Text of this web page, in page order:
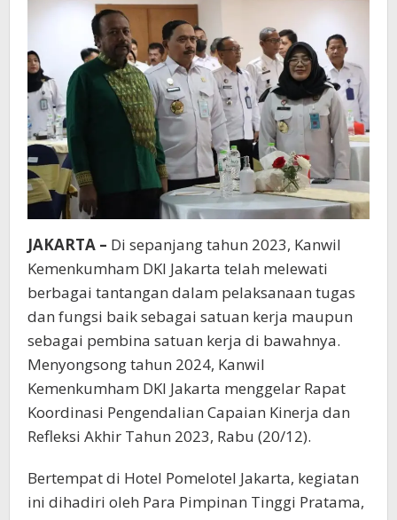
Prestasi
JAKARTA – Di sepanjang tahun 2023, Kanwil
Kemenkumham DKI Jakarta telah melewati
berbagai tantangan dalam pelaksanaan tugas
dan fungsi baik sebagai satuan kerja maupun
sebagai pembina satuan kerja di bawahnya.
Menyongsong tahun 2024, Kanwil
Kemenkumham DKI Jakarta menggelar Rapat
Koordinasi Pengendalian Capaian Kinerja dan
Refleksi Akhir Tahun 2023, Rabu (20/12).
Bertempat di Hotel Pomelotel Jakarta, kegiatan
ini dihadiri oleh Para Pimpinan Tinggi Pratama,